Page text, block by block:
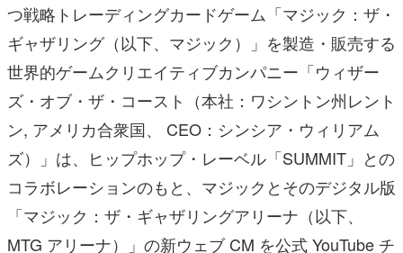
つ戦略トレーディングカードゲーム「マジック：ザ・
ギャザリング（以下、マジック）」を製造・販売する
世界的ゲームクリエイティブカンパニー「ウィザー
ズ・オブ・ザ・コースト（本社：ワシントン州レント
ン, アメリカ合衆国、 CEO：シンシア・ウィリアム
ズ）」は、ヒップホップ・レーベル「SUMMIT」との
コラボレーションのもと、マジックとそのデジタル版
「マジック：ザ・ギャザリングアリーナ（以下、
MTG アリーナ）」の新ウェブ CM を公式 YouTube チ